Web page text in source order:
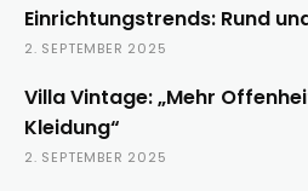
Einrichtungstrends: Rund
2. SEPTEMBER 2025
Villa Vintage: „Mehr
Kleidung“
2. SEPTEMBER 2025